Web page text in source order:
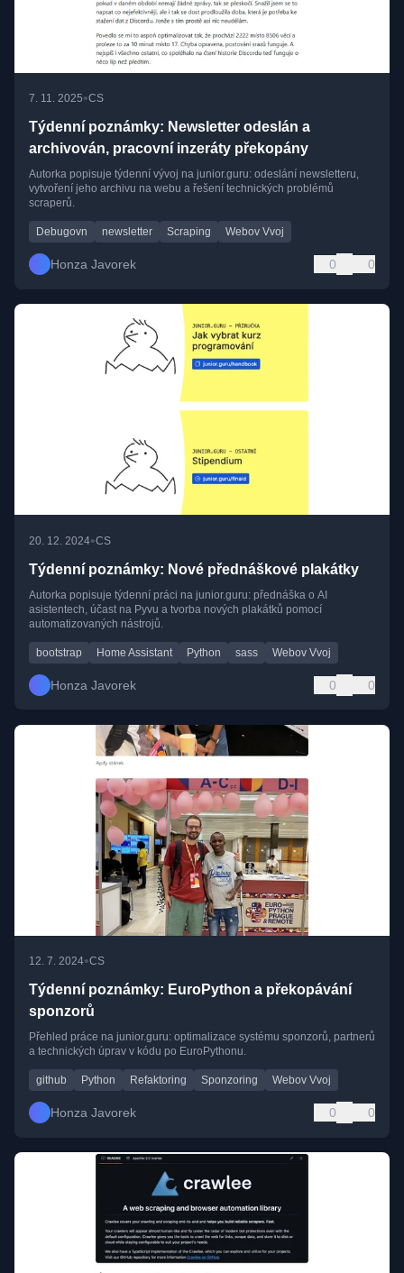
7. 11. 2025•CS
Týdenní poznámky: Newsletter odeslán a
archivován, pracovní inzeráty překopány
Autorka popisuje týdenní vývoj na junior.guru: odeslání newsletteru,
vytvoření jeho archivu na webu a řešení technických problémů
scraperů.
Debugovn newsletter Scraping Webov Vvoj
Honza Javorek 0 0
20. 12. 2024•CS
Týdenní poznámky: Nové přednáškové plakátky
Autorka popisuje týdenní práci na junior.guru: přednáška o AI
asistentech, účast na Pyvu a tvorba nových plakátků pomocí
automatizovaných nástrojů.
bootstrap Home Assistant Python sass Webov Vvoj
Honza Javorek 0 0
12. 7. 2024•CS
Týdenní poznámky: EuroPython a překopávání
sponzorů
Přehled práce na junior.guru: optimalizace systému sponzorů, partnerů
a technických úprav v kódu po EuroPythonu.
github Python Refaktoring Sponzoring Webov Vvoj
Honza Javorek 0 0